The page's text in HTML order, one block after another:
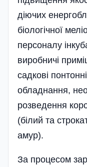
діючих
біологічної
персоналу
виробничі
садкові
обладнання,
розведення
(білий та
амур).
За процесом